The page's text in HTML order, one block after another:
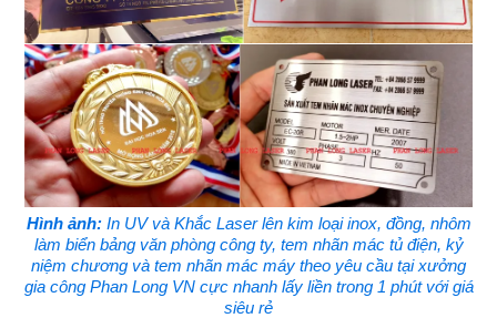
Hình ảnh:In UV và Khắc Laser lên kim loại inox, đồng, nhôm
làm biển bảng văn phòng công ty, tem nhãn mác tủ điện, kỷ
niệm chương và tem nhãn mác máy theo yêu cầu tại xưởng
gia công Phan Long VN cực nhanh lấy liền trong 1 phút với giá
siêu rẻ